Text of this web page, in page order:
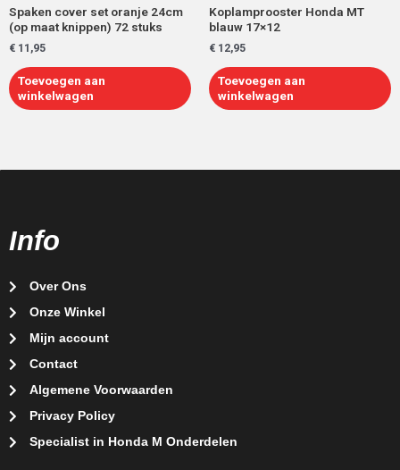
Spaken cover set oranje 24cm
(op maat knippen) 72 stuks
€ 11,95
Toevoegen aan
winkelwagen
Koplamprooster Honda MT
blauw 17×12
€ 12,95
Toevoegen aan
winkelwagen
Info
Over Ons
Onze Winkel
Mijn account
Contact
Algemene Voorwaarden
Privacy Policy
Specialist in Honda M Onderdelen